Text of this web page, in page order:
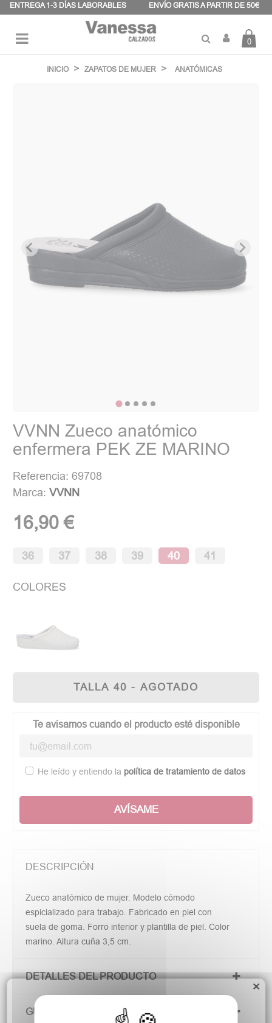
ENTREGA 1-3 DÍAS LABORABLES ENVÍO GRATIS A PARTIR DE 50€
palanca
0
INICIO ZAPATOS DE MUJER ANATÓMICAS
VVNN Zueco anatómico
enfermera PEK ZE MARINO
Referencia: 69708
Marca:VVNN
16,90 €
36 37 38 39 40 41
COLORES
TALLA 40 - AGOTADO
Te avisamos cuando el producto esté disponible
He leído y entiendo la política de tratamiento de datos
AVÍSAME
DESCRIPCIÓN
Zueco anatómico de mujer. Modelo cómodo
espicializado para trabajo. Fabricado en piel con
suela de goma. Forro interior y plantilla de piel. Color
marino. Altura cuña 3,5 cm.
DETALLES DEL PRODUCTO
GUÍA DE TALLAS
×
Panel de gestión de cookies